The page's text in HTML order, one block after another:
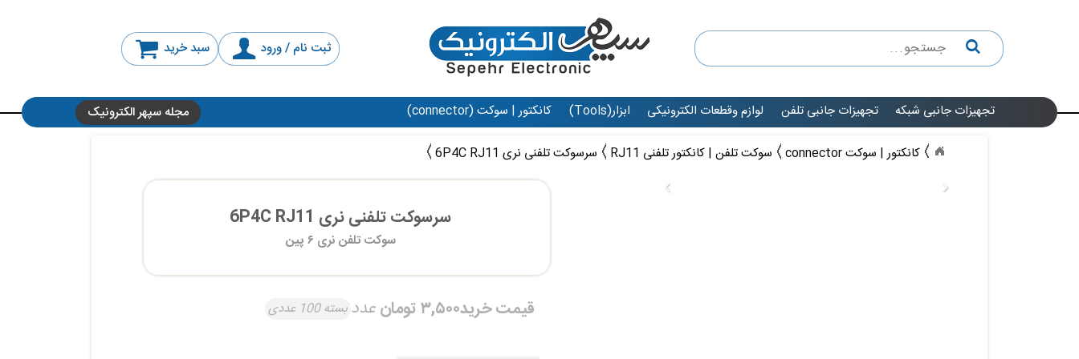
ثبت نام / ورود سبد خرید
تجهیزات جانبی شبکه تجهیزات جانبی تلفن لوازم وقطعات الکترونیکی ابزار(Tools) کانکتور | سوکت (connector) مجله سپهر الکترونیک
کانکتور | سوکت connector سوکت تلفن | کانکتور تلفنی RJ11 سرسوکت تلفنی نری 6P4C RJ11
سرسوکت تلفنی نری 6P4C RJ11
سوکت تلفن نری ۶ پین
قیمت خرید۳,۵۰۰ تومان عدد بسته 100 عددی